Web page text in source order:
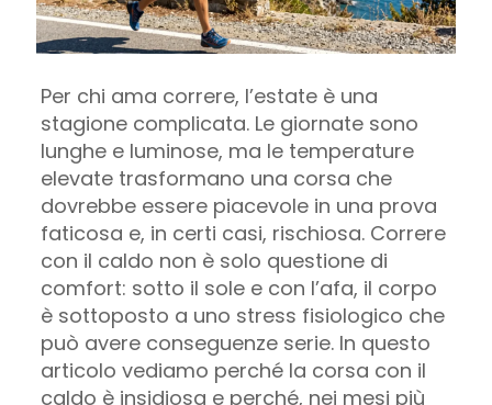
Per chi ama correre, l’estate è una
stagione complicata. Le giornate sono
lunghe e luminose, ma le temperature
elevate trasformano una corsa che
dovrebbe essere piacevole in una prova
faticosa e, in certi casi, rischiosa. Correre
con il caldo non è solo questione di
comfort: sotto il sole e con l’afa, il corpo
è sottoposto a uno stress fisiologico che
può avere conseguenze serie. In questo
articolo vediamo perché la corsa con il
caldo è insidiosa e perché, nei mesi più